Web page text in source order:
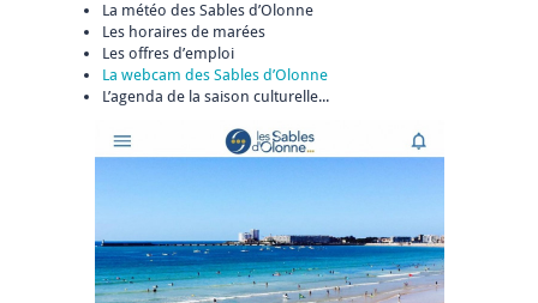
La météo des Sables d’Olonne
Les horaires de marées
Les offres d’emploi
La webcam des Sables d’Olonne
L’agenda de la saison culturelle...